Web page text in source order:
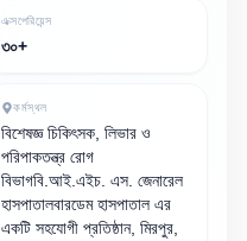
এক্সপেরিয়েন্স
৩০+
কর্মস্থল
বিশেষজ্ঞ চিকিৎসক, লিভার ও
পরিপাকতন্ত্র রোগ
বিভাগবি.আই.এইচ. এস. জেনারেল
হাসপাতালবারডেম হাসপাতাল এর
একটি সহযোগী প্রতিষ্ঠান, মিরপুর,